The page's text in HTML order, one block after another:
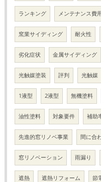
ランキング メンテナンス費
窯業サイディング 耐火性
劣化症状 金属サイディング
光触媒塗装 評判 光触媒
1液型 2液型 無機塗料
油性塗料 対象要件 補助
先進的窓リノベ事業 間に合
窓リノベーション 雨漏り
遮熱 遮熱リフォーム 節